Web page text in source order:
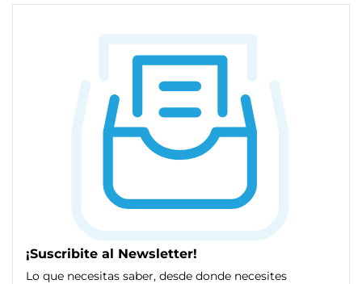
¡Suscribite al Newsletter!
Lo que necesitas saber, desde donde necesites